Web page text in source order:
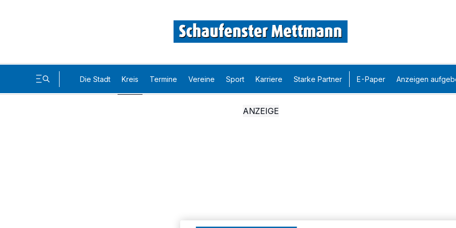
Die Stadt Kreis Termine Vereine Sport Karriere Starke Partner E-Paper Anzeigen